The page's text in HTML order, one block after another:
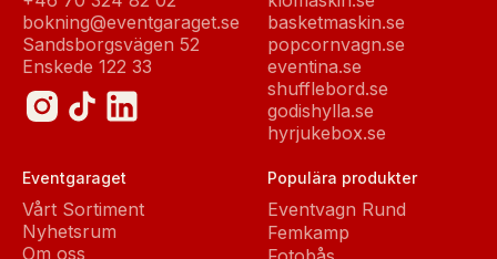
bokning@eventgaraget.se
Sandsborgsvägen 52
Enskede 122 33
basketmaskin.se
popcornvagn.se
eventina.se
shufflebord.se
godishylla.se
hyrjukebox.se
Eventgaraget
Vårt Sortiment
Nyhetsrum
Om oss
Populära produkter
Eventvagn Rund
Femkamp